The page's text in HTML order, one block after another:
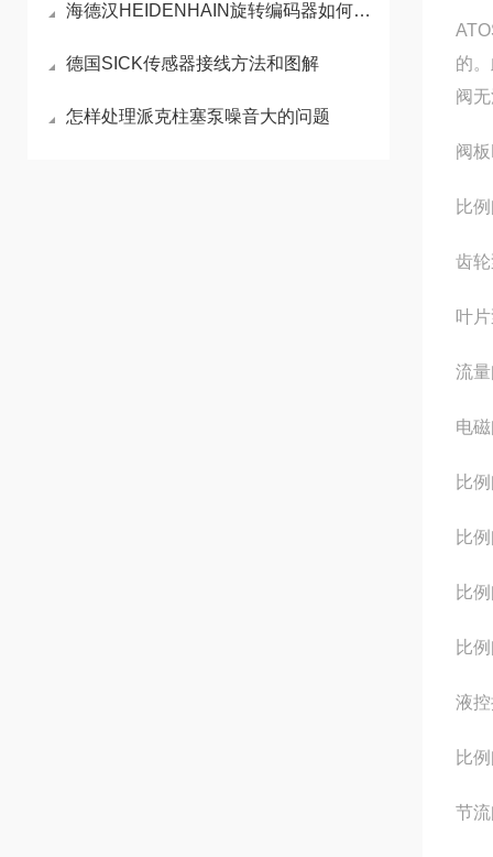
海德汉HEIDENHAIN旋转编码器如何选型？
德国SICK传感器接线方法和图解
怎样处理派克柱塞泵噪音大的问题
的
阀
阀
比
齿
叶
流
电
比
比
比
比
液
比
节